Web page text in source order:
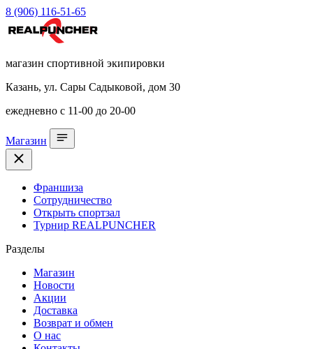
8 (906) 116-51-65
магазин спортивной экипировки
Казань, ул. Сары Садыковой, дом 30
ежедневно с 11-00 до 20-00
Магазин
Франшиза
Сотрудничество
Открыть спортзал
Турнир REALPUNCHER
Разделы
Магазин
Новости
Акции
Доставка
Возврат и обмен
О нас